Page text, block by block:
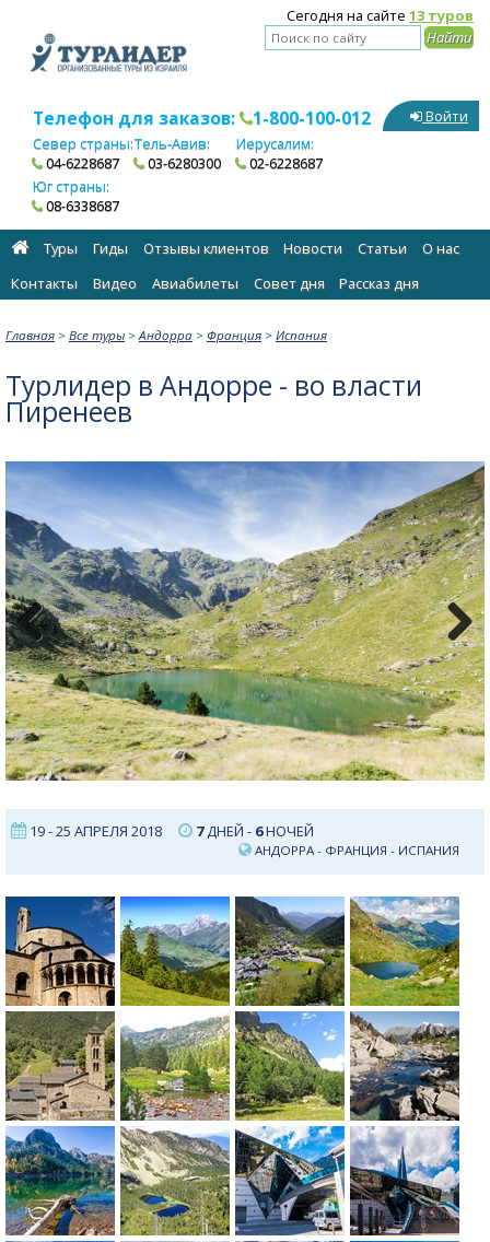
Сегодня на сайте 13 туров
Телефон для заказов: 1-800-100-012
Север страны:
04-6228687
Тель-Авив:
03-6280300
Иерусалим:
02-6228687
Юг страны:
08-6338687
Войти
Туры Гиды Отзывы клиентов Новости Статьи
О нас
Контакты
Видео Авиабилеты Cовет дня Рассказ дня
Главная > Все туры > Андорра > Франция > Испания
Турлидер в Андорре - во власти
Пиренеев
Previous Next
19 - 25 АПРЕЛЯ 2018 7ДНЕЙ - 6НОЧЕЙ
АНДОРРА - ФРАНЦИЯ - ИСПАНИЯ